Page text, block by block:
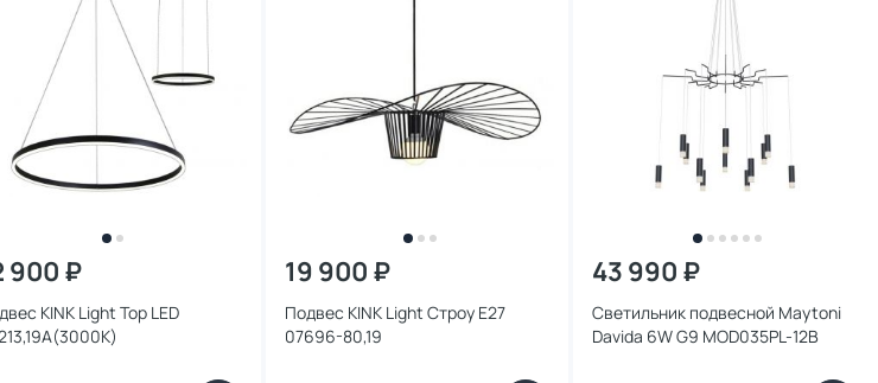
900 ₽
KINK Light Тор LED
19 900 ₽
Подвес KINK Light Строу E27
07696-80,19
43 990 ₽
Светильник подвесной Maytoni
Davida 6W G9 MOD035PL-12B